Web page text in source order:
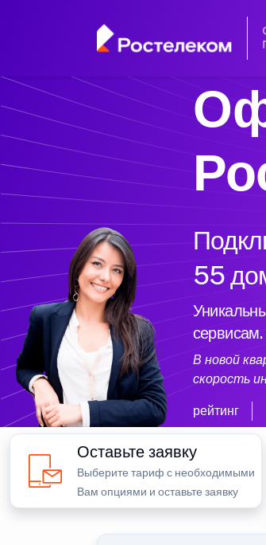
55
сервисам.
В новой
скорость
рейтинг
Оставьте заявку
Выберите тариф с необходимыми
Вам опциями и оставьте заявку